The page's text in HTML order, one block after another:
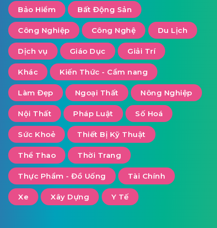
Bảo Hiểm Bất Động Sản
Công Nghiệp Công Nghệ Du Lịch
Dịch vụ Giáo Dục Giải Trí
Khác Kiến Thức - Cẩm nang
Làm Đẹp Ngoại Thất Nông Nghiệp
Nội Thất Pháp Luật Số Hoá
Sức Khoẻ Thiết Bị Kỹ Thuật
Thể Thao Thời Trang
Thực Phẩm - Đồ Uống Tài Chính
Xe Xây Dựng Y Tế